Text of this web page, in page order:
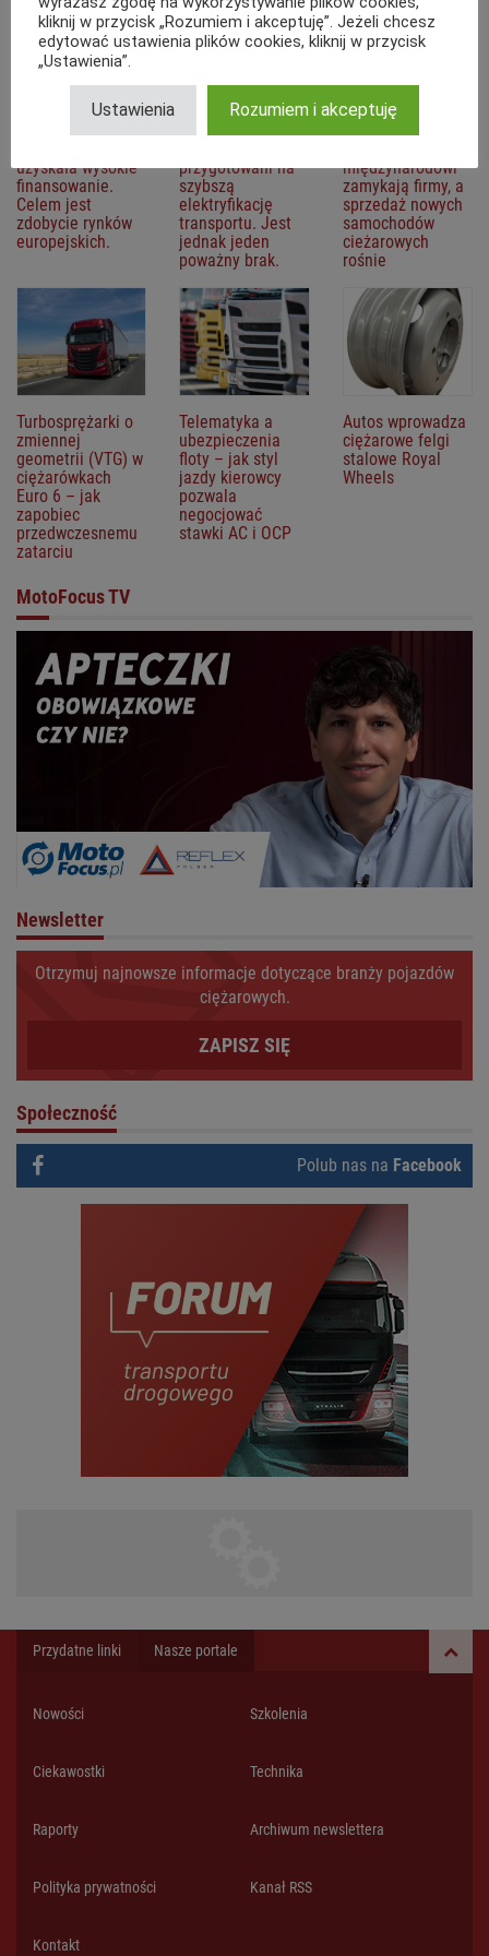
Polska platforma
uzyskała wysokie
finansowanie.
Celem jest
zdobycie rynków
europejskich.
Producenci
przygotowani na
szybszą
elektryfikację
transportu. Jest
jednak jeden
poważny brak.
Polscy
międzynarodowi
zamykają firmy, a
sprzedaż nowych
samochodów
cieżarowych
rośnie
Turbosprężarki o
zmiennej
geometrii (VTG) w
ciężarówkach
Euro 6 – jak
zapobiec
przedwczesnemu
zatarciu
Telematyka a
ubezpieczenia
floty – jak styl
jazdy kierowcy
pozwala
negocjować
stawki AC i OCP
Autos wprowadza
ciężarowe felgi
stalowe Royal
Wheels
MotoFocus TV
Newsletter
Otrzymuj najnowsze informacje dotyczące branży pojazdów
ciężarowych.
ZAPISZ SIĘ
Społeczność
Polub nas na Facebook
Przydatne linki Nasze portale
Nowości Szkolenia
Ciekawostki Technika
Raporty Archiwum newslettera
Polityka prywatności Kanał RSS
Kontakt
kliknij w przycisk „Rozumiem i akceptuję”. Jeżeli chcesz
edytować ustawienia plików cookies, kliknij w przycisk
„Ustawienia”.
Ustawienia Rozumiem i akceptuję